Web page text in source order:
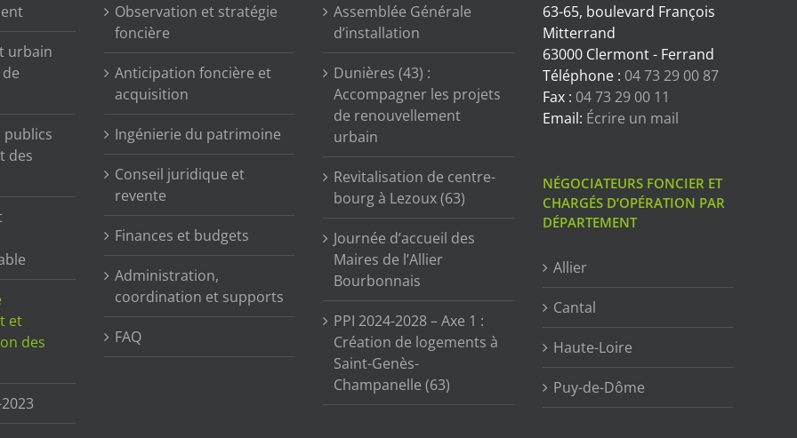
urbain
publics
des
et
des
Observation et stratégie
foncière
Anticipation foncière et
acquisition
Ingénierie du patrimoine
Conseil juridique et
revente
Finances et budgets
Administration,
coordination et supports
FAQ
Assemblée Générale
d’installation
Dunières (43) :
Accompagner les projets
de renouvellement
urbain
Revitalisation de centre-
bourg à Lezoux (63)
Journée d’accueil des
Maires de l’Allier
Bourbonnais
PPI 2024-2028 – Axe 1 :
Création de logements à
Saint-Genès-
Champanelle (63)
63-65, boulevard François
Mitterrand
63000 Clermont - Ferrand
Téléphone : 04 73 29 00 87
Fax : 04 73 29 00 11
Email: Écrire un mail
NÉGOCIATEURS FONCIER ET
CHARGÉS D’OPÉRATION PAR
DÉPARTEMENT
Allier
Cantal
Haute-Loire
Puy-de-Dôme